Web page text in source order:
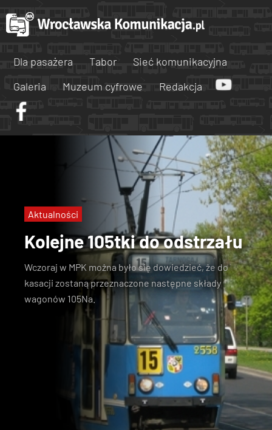
Dla pasażera Tabor
Sieć komunikacyjna
Galeria
Muzeum cyfrowe Redakcja
Kolejne 105tki do odstrzału
Wczoraj w MPK można było się dowiedzieć, że do
kasacji zostaną przeznaczone następne składy
wagonów 105Na
Aktualności